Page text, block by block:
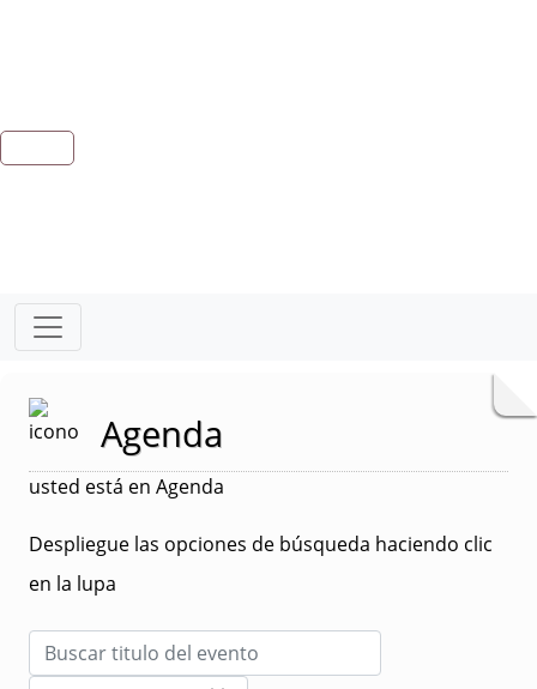
Agenda
usted está en Agenda
Despliegue las opciones de búsqueda haciendo clic
en la lupa